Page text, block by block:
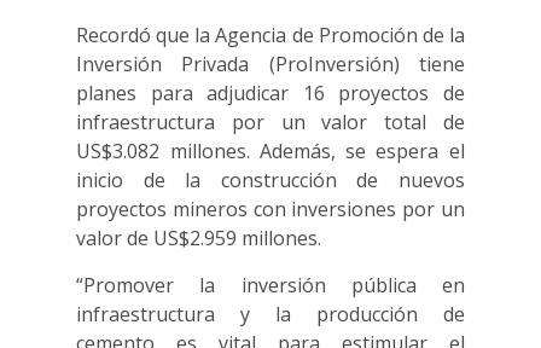
Recordó que la Agencia de Promoción de la
Inversión Privada (ProInversión) tiene
planes para adjudicar 16 proyectos de
infraestructura por un valor total de
US$3.082 millones. Además, se espera el
inicio de la construcción de nuevos
proyectos mineros con inversiones por un
valor de US$2.959 millones.
“Promover la inversión pública en
infraestructura y la producción de